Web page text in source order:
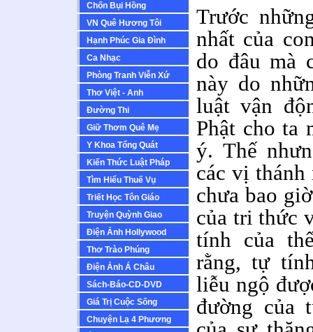
Chốn Bụi Hồng
VN Quê Hương Tôi
Hạnh Phúc Gia Đình
Ca Nhạc
Phòng Tranh Viễn Xứ
Thơ Việt - Anh
Ðường Thi
Giữ Thơm Quê Mẹ
Y Khoa Tổng Quát
Kiến Thức Luật Pháp
Tìm Hiểu Thuế Vụ
Triết Học Tôn Giáo
Truyện Quỳnh Giao
Ðiện Ảnh Hollywood
Thơ Trào Phúng
Ðiện Ảnh Á Châu
Sách-Báo-CD-DVD
Giá Trị Cuộc Sống
Chuyện Lạ 4 Phương
Trước
nhất của
do đâu mà
này do
luật vận
Phật cho ta
ý. Thế
các vị thánh
chưa bao
của tri thức
tính của
rằng, tự
liễu ngộ
đường của